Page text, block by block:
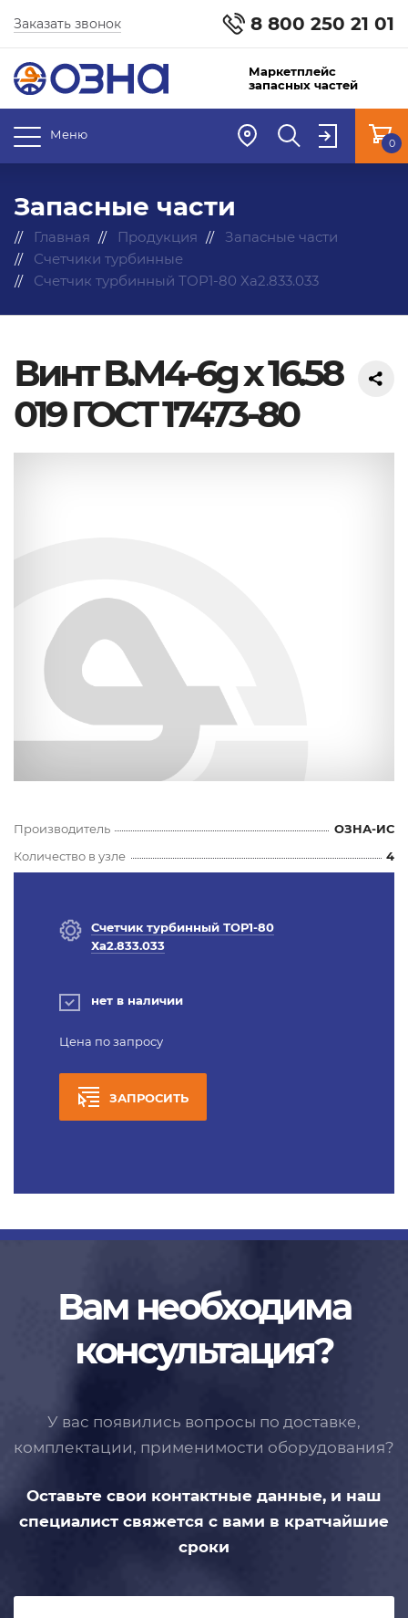
8 800 250 21 01
Заказать звонок
Маркетплейс
запасных частей
Меню
0
Запасные части
Главная Продукция
Запасные части
Счетчики турбинные
Счетчик турбинный ТОР1-80 Ха2.833.033
Винт В.М4-6g х 16.58
019 ГОСТ 17473-80
Производитель
ОЗНА-ИС
Количество в узле
4
Счетчик турбинный ТОР1-80
Ха2.833.033
нет в наличии
Цена по запросу
ЗАПРОСИТЬ
Вам необходима
консультация?
У вас появились вопросы по доставке,
комплектации, применимости оборудования?
Оставьте свои контактные данные, и наш
специалист свяжется с вами в кратчайшие
сроки